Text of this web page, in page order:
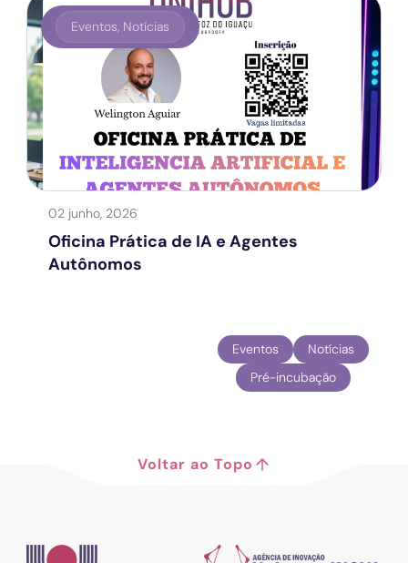
Eventos Notícias
Oficina Prática de IA e Agentes
Autônomos
02 junho, 2026
Eventos
Notícias
Pré-incubação
Voltar ao Topo